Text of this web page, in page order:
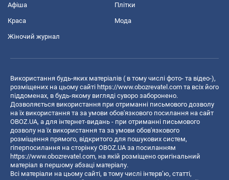
Афіша Плітки
Краса Мода
Жіночий журнал
Використання будь-яких матеріалів ( в тому числі фото- та відео-),
розміщених на цьому сайті https://www.obozrevatel.com та всіх його
піддоменах, в будь-якому вигляді суворо заборонено.
Дозволяється використання при отриманні письмового дозволу
на їх використання та за умови обов'язкового посилання на сайт
OBOZ.UA, а для інтернет-видань - при отриманні письмового
дозволу на їх використання та за умови обов'язкового
розміщення прямого, відкритого для пошукових систем,
гіперпосилання на сторінку OBOZ.UA за посиланням
https://www.obozrevatel.com, на якій розміщено оригінальний
матеріал в першому абзаці матеріалу.
Всі матеріали на цьому сайті, в тому числі інтерв’ю, статті,